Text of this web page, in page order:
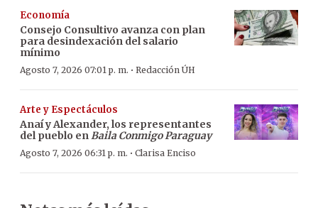
Economía
Consejo Consultivo avanza con plan
para desindexación del salario
mínimo
Agosto 7, 2026 07:01 p. m. · Redacción ÚH
Arte y Espectáculos
Anaí y Alexander, los representantes
del pueblo enBaila Conmigo Paraguay
Agosto 7, 2026 06:31 p. m. · Clarisa Enciso